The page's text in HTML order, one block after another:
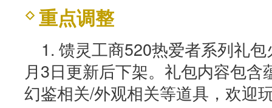
重点调整
1. 馈灵工商520热爱者系列礼
月3日更新后下架。礼包内容包
幻鉴相关/外观相关等道具，欢迎